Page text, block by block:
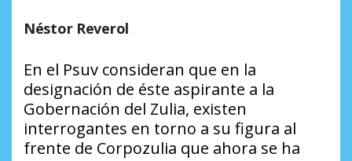
Néstor Reverol
En el Psuv consideran que en la
designación de éste aspirante a la
Gobernación del Zulia, existen
interrogantes en torno a su figura al
frente de Corpozulia que ahora se ha